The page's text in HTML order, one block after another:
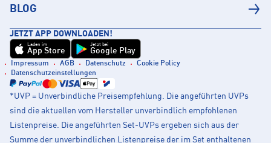
BLOG
JETZT APP DOWNLOADEN!
Laden im
App Store
Jetzt bei
Google Play
Impressum AGB Datenschutz
Cookie Policy
Datenschutzeinstellungen
*UVP = Unverbindliche Preisempfehlung. Die angeführten UVPs
sind die aktuellen vom Hersteller unverbindlich empfohlenen
Listenpreise. Die angeführten Set-UVPs ergeben sich aus der
Summe der unverbindlichen Listenpreise der im Set enthaltenen